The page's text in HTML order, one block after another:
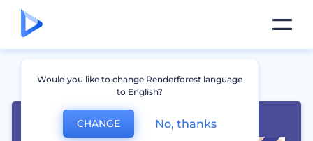
Would you like to change Renderforest language
to English?
CHANGE No, thanks